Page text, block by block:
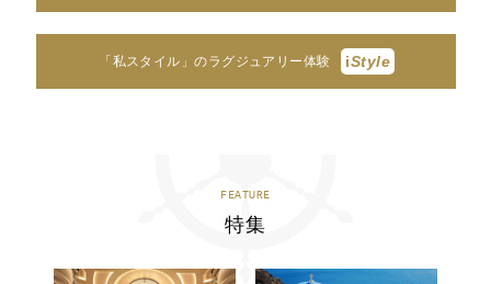
「私スタイル」のラグジュアリー体験 iStyle
FEATURE
特集